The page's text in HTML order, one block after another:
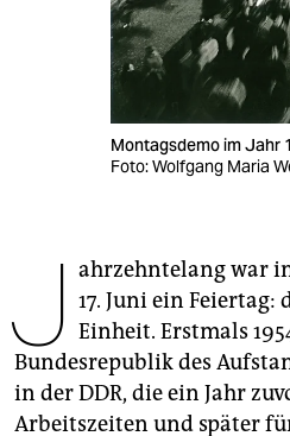
veranstaltungen
fragen & hilfe
genossenschaft
epaper login
Montagsdemo im Jahr
Foto: Wolfgang Maria
J ahrzehntelang war
17. Juni ein Feiertag:
Einheit. Erstmals
Bundesrepublik des
in der DDR, die ein Jahr
Arbeitszeiten und später